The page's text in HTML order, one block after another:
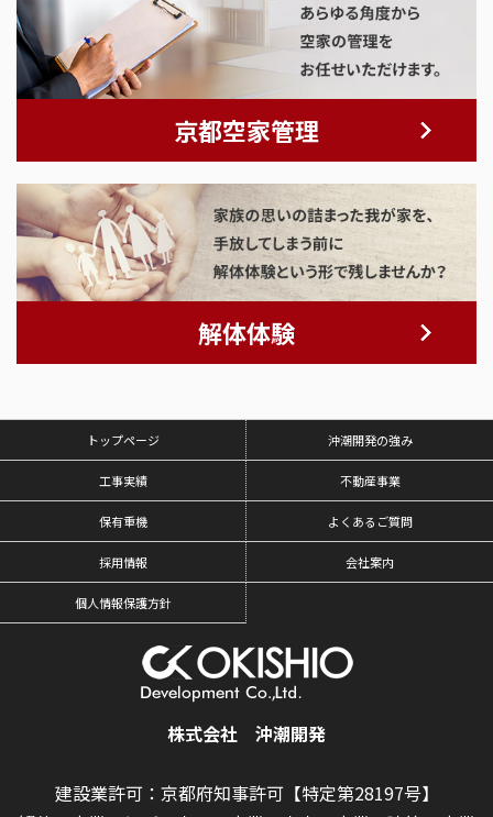
京都空家管理
解体体験
トップページ 沖潮開発の強み
工事実績 不動産事業
保有重機 よくあるご質問
採用情報 会社案内
個人情報保護方針
株式会社 沖潮開発
建設業許可：京都府知事許可【特定第28197号】